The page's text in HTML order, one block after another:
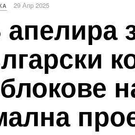
29 Апр 2025